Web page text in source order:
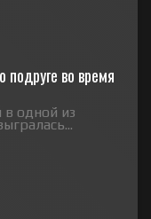
во время
в одной из